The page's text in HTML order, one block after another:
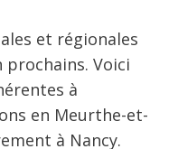
et régionales
Voici
à
en Meurthe-et-
à Nancy.